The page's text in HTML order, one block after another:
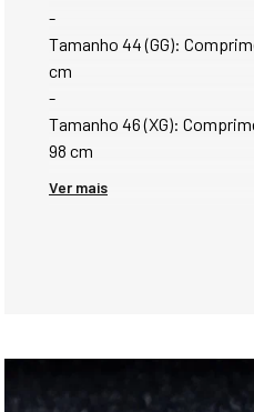
-
Tamanho 44 (GG):
cm
-
Tamanho 46 (XG):
98 cm
Ver mais